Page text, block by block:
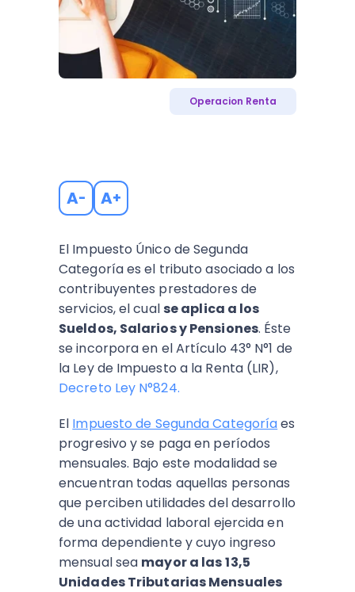
Operacion Renta
A- A+
El Impuesto Único de Segunda
Categoría es el tributo asociado a los
contribuyentes prestadores de
servicios, el cual se aplica a los
Sueldos, Salarios y Pensiones. Éste
se incorpora en el Artículo 43° N°1 de
la Ley de Impuesto a la Renta (LIR),
Decreto Ley N°824.
El Impuesto de Segunda Categoríaes
progresivo y se paga en períodos
mensuales. Bajo este modalidad se
encuentran todas aquellas personas
que perciben utilidades del desarrollo
de una actividad laboral ejercida en
forma dependiente y cuyo ingreso
mensual sea mayor a las13,5
Unidades Tributarias Mensuales